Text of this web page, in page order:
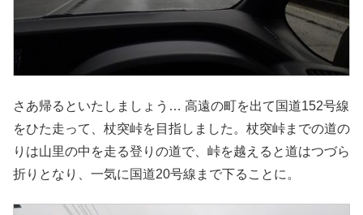
さあ帰るといたしましょう… 高遠の町を出て国道152号線
をひた走って、杖突峠を目指しました。杖突峠までの道の
りは山里の中を走る登りの道で、峠を越えると道はつづら
折りとなり、一気に国道20号線まで下ることに。